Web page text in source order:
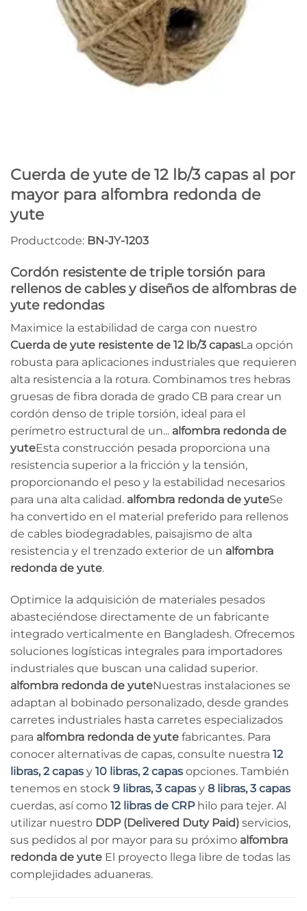
Cuerda de yute de 12 lb/3 capas al por
mayor para alfombra redonda de
yute
Productcode: BN-JY-1203
Cordón resistente de triple torsión para
rellenos de cables y diseños de alfombras de
yute redondas
Maximice la estabilidad de carga con nuestro
Cuerda de yute resistente de 12 lb/3 capasLa opción
robusta para aplicaciones industriales que requieren
alta resistencia a la rotura. Combinamos tres hebras
gruesas de fibra dorada de grado CB para crear un
cordón denso de triple torsión, ideal para el
perímetro estructural de un... alfombra redonda de
yuteEsta construcción pesada proporciona una
resistencia superior a la fricción y la tensión,
proporcionando el peso y la estabilidad necesarios
para una alta calidad. alfombra redonda de yuteSe
ha convertido en el material preferido para rellenos
de cables biodegradables, paisajismo de alta
resistencia y el trenzado exterior de un alfombra
redonda de yute.
Optimice la adquisición de materiales pesados ​​
abasteciéndose directamente de un fabricante
integrado verticalmente en Bangladesh. Ofrecemos
soluciones logísticas integrales para importadores
industriales que buscan una calidad superior.
alfombra redonda de yuteNuestras instalaciones se
adaptan al bobinado personalizado, desde grandes
carretes industriales hasta carretes especializados
para alfombra redonda de yute fabricantes. Para
conocer alternativas de capas, consulte nuestra 12
libras, 2 capas y 10 libras, 2 capas opciones. También
tenemos en stock 9 libras, 3 capas y 8 libras, 3 capas
cuerdas, así como 12 libras de CRPhilo para tejer. Al
utilizar nuestro DDP (Delivered Duty Paid) servicios,
sus pedidos al por mayor para su próximo alfombra
redonda de yute El proyecto llega libre de todas las
complejidades aduaneras.